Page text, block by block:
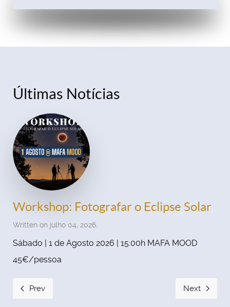
Últimas Notícias
Workshop: Fotografar o Eclipse Solar
Written on julho 04, 2026.
Sábado | 1 de Agosto 2026 | 15:00h MAFA MOOD
45€/pessoa
Prev Next